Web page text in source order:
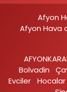
Afyon
Afyon Hava
Bolvadin
Evciler‎
Hocalar